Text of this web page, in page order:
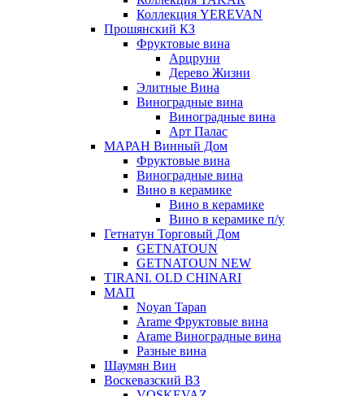
Коллекция YEREVAN
Прошянский КЗ
Фруктовые вина
Арцруни
Дерево Жизни
Элитные Вина
Виноградные вина
Виноградные вина
Арт Палас
МАРАН Винный Дом
Фруктовые вина
Виноградные вина
Вино в керамике
Вино в керамике
Вино в керамике п/у
Гетнатун Торговый Дом
GETNATOUN
GETNATOUN NEW
TIRANI. OLD CHINARI
МАП
Noyan Tapan
Arame Фруктовые вина
Arame Виноградные вина
Разные вина
Шаумян Вин
Воскевазский ВЗ